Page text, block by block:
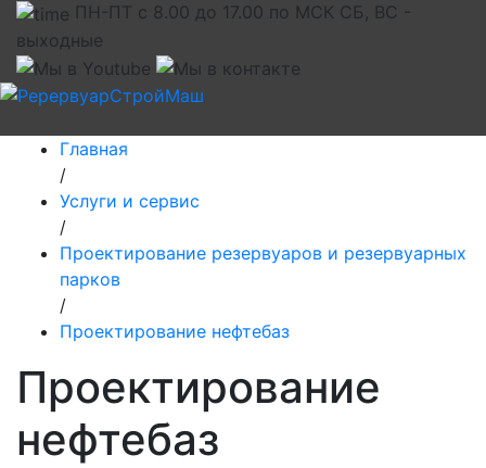
ПН-ПТ с 8.00 до 17.00 по МСК СБ, ВС -
выходные
Главная
/
Услуги и сервис
/
Проектирование резервуаров и резервуарных
парков
/
Проектирование нефтебаз
Проектирование
нефтебаз